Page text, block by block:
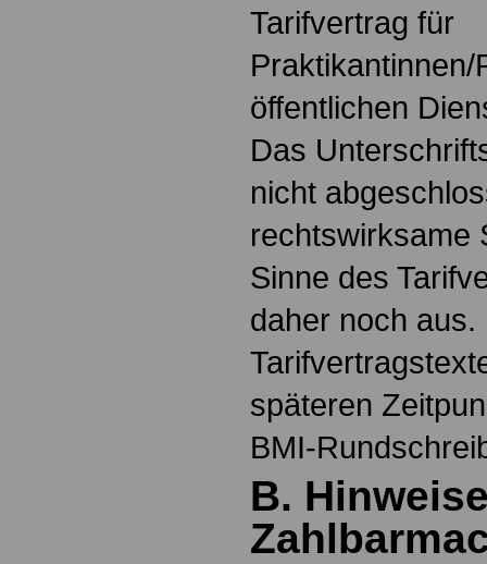
Tarifvertrag für
öffentlichen
Das
nicht
rechtswirksame
Sinne des
daher noch aus.
späteren
BMI-
B.